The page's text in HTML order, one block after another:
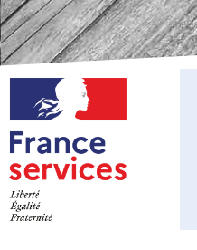
qui
utilisent
un
lecteur
d'écran ;
Appuyez
sur
Ctrl-
F10
pour
ouvrir